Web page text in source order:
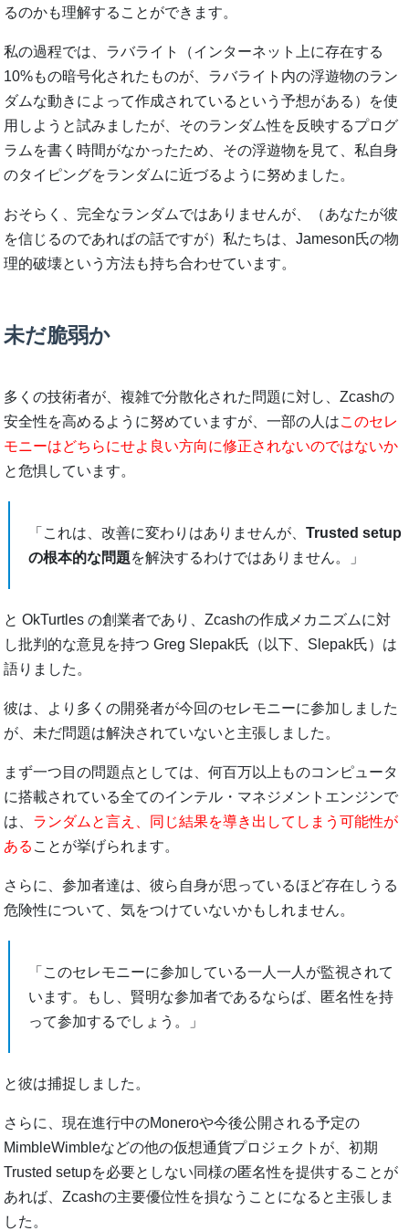
るのかも理解することができます。
私の過程では、ラバライト（インターネット上に存在する
10%もの暗号化されたものが、ラバライト内の浮遊物のラン
ダムな動きによって作成されているという予想がある）を使
用しようと試みましたが、そのランダム性を反映するプログ
ラムを書く時間がなかったため、その浮遊物を見て、私自身
のタイピングをランダムに近づるように努めました。
おそらく、完全なランダムではありませんが、（あなたが彼
を信じるのであればの話ですが）私たちは、Jameson氏の物
理的破壊という方法も持ち合わせています。
未だ脆弱か
多くの技術者が、複雑で分散化された問題に対し、Zcashの
安全性を高めるように努めていますが、一部の人はこのセレ
モニーはどちらにせよ良い方向に修正されないのではないか
と危惧しています。
「これは、改善に変わりはありませんが、Trusted setup
の根本的な問題を解決するわけではありません。」
と OkTurtles の創業者であり、Zcashの作成メカニズムに対
し批判的な意見を持つ Greg Slepak氏（以下、Slepak氏）は
語りました。
彼は、より多くの開発者が今回のセレモニーに参加しました
が、未だ問題は解決されていないと主張しました。
まず一つ目の問題点としては、何百万以上ものコンピュータ
に搭載されている全てのインテル・マネジメントエンジンで
は、 ランダムと言え、同じ結果を導き出してしまう可能性が
ある ことが挙げられます。
さらに、参加者達は、彼ら自身が思っているほど存在しうる
危険性について、気をつけていないかもしれません。
「このセレモニーに参加している一人一人が監視されて
います。もし、賢明な参加者であるならば、匿名性を持
って参加するでしょう。」
と彼は捕捉しました。
さらに、現在進行中のMoneroや今後公開される予定の
MimbleWimbleなどの他の仮想通貨プロジェクトが、初期
Trusted setupを必要としない同様の匿名性を提供することが
あれば、Zcashの主要優位性を損なうことになると主張しま
した。